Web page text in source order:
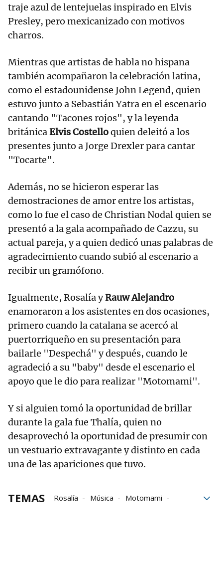
traje azul de lentejuelas inspirado en Elvis
Presley, pero mexicanizado con motivos
charros.
Mientras que artistas de habla no hispana
también acompañaron la celebración latina,
como el estadounidense John Legend, quien
estuvo junto a Sebastián Yatra en el escenario
cantando "Tacones rojos", y la leyenda
británicaElvis Costelloquien deleitó a los
presentes junto a Jorge Drexler para cantar
"Tocarte".
Además, no se hicieron esperar las
demostraciones de amor entre los artistas,
como lo fue el caso de Christian Nodal quien se
presentó a la gala acompañado de Cazzu, su
actual pareja, y a quien dedicó unas palabras de
agradecimiento cuando subió al escenario a
recibir un gramófono.
Igualmente, Rosalía yRauw Alejandro
enamoraron a los asistentes en dos ocasiones,
primero cuando la catalana se acercó al
puertorriqueño en su presentación para
bailarle "Despechá" y después, cuando le
agradeció a su "baby" desde el escenario el
apoyo que le dio para realizar "Motomami".
Y si alguien tomó la oportunidad de brillar
durante la gala fue Thalía, quien no
desaprovechó la oportunidad de presumir con
un vestuario extravagante y distinto en cada
una de las apariciones que tuvo.
TEMAS Rosalía Música
Motomami